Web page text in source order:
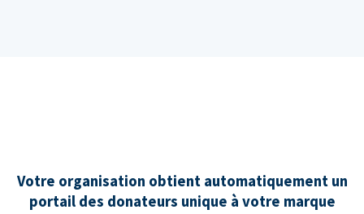
Votre organisation obtient automatiquement un
portail des donateurs unique à votre marque